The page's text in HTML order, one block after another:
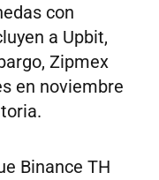
con
a Upbit,
Zipmex
en noviembre
Binance TH